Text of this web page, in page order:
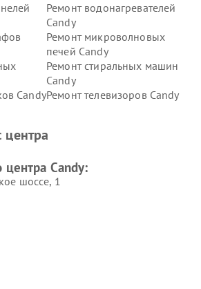
Ремонт водонагревателей
Candy
Ремонт микроволновых
печей Candy
Ремонт стиральных машин
Candy
CandyРемонт телевизоров Candy
центра
центра Candy:
шоссе, 1